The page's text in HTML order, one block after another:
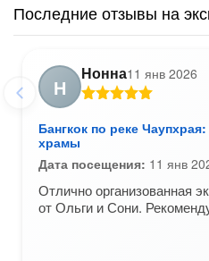
Последние отзывы на
Н
Нонна11 янв 2026
Бангкок по реке
храмы
Дата посещения: 11 янв
Отлично организованная
от Ольги и Сони.